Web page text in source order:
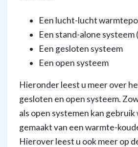
Een lucht-lucht
Een stand-alone systeem
Een gesloten systeem
Een open systeem
Hieronder leest u meer over
gesloten en open systeem.
als open systemen kan gebruik
gemaakt van een warmte-
Hierover leest u ook meer op